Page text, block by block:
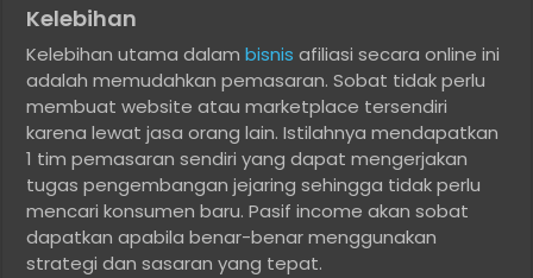
Kelebihan
Kelebihan utama dalambisnis afiliasi secara online ini
adalah memudahkan pemasaran. Sobat tidak perlu
membuat website atau marketplace tersendiri
karena lewat jasa orang lain. Istilahnya mendapatkan
1 tim pemasaran sendiri yang dapat mengerjakan
tugas pengembangan jejaring sehingga tidak perlu
mencari konsumen baru. Pasif income akan sobat
dapatkan apabila benar-benar menggunakan
strategi dan sasaran yang tepat.